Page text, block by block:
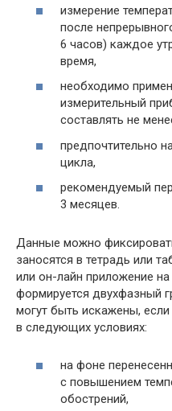
измерение
после
6 часов) каждое
время,
необходимо
измерительный
составлять не
предпочтительно
цикла,
рекомендуемый
3 месяцев.
Данные можно
заносятся в тетрадь или
или он-лайн приложение
формируется двухфазный
могут быть искажены,
в следующих условиях:
на фоне
с повышением
обострений,